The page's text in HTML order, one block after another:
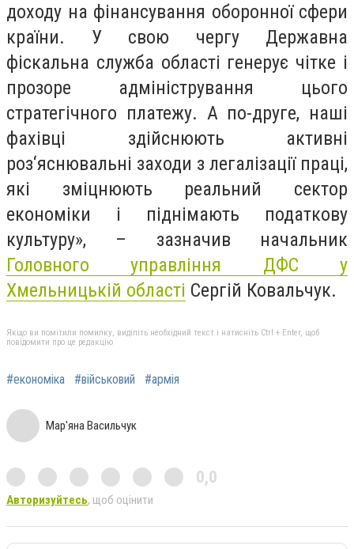
доходу на фінансування оборонної сфери
країни. У свою чергу Державна
фіскальна служба області генерує чітке і
прозоре адміністрування цього
стратегічного платежу. А по-друге, наші
фахівці здійснюють активні
роз‘яснювальні заходи з легалізації праці,
які зміцнюють реальний сектор
економіки і піднімають податкову
культуру», – зазначив начальник
Головного управління ДФС у
Хмельницькій області Сергій Ковальчук.
Якщо ви помітили помилку, виділіть необхідний текст і натисніть Ctrl + Enter, щоб
повідомити про це редакцію
#економіка #військовий #армія
Мар'яна Васильчук
0,0
Авторизуйтесь, щоб оцінити